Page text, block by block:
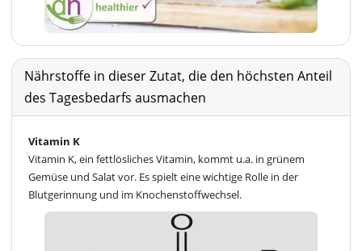
Nährstoffe in dieser Zutat, die den höchsten Anteil
des Tagesbedarfs ausmachen
Vitamin K
Vitamin K, ein fettlösliches Vitamin, kommt u.a. in grünem
Gemüse und Salat vor. Es spielt eine wichtige Rolle in der
Blutgerinnung und im Knochenstoffwechsel.